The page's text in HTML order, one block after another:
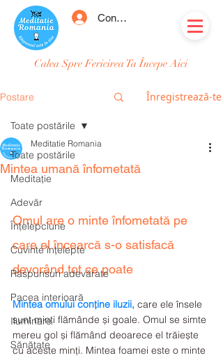
Conectează-te
Calea Spre Fericirea Ta Începe Aici
Postare Înregistrează-te
Toate postările
Meditație
Adevăr
Înțelepciune
Cuvinte înțelepte
Răspunsuri adevărate
Pacea interioară
Iluminare
Sănătate
Toate postările
Mintea umană înfometată
Meditatie Romania
Omul are o minte înfometată pe
care el încearcă s-o satisfacă
devorând tot ce poate
Mintea omului conține iluzii, care ele însele
sunt minți flămânde și goale. Omul se simte
mereu gol și flămând deoarece el trăiește
cu aceste minți. Mintea foamei este o minte